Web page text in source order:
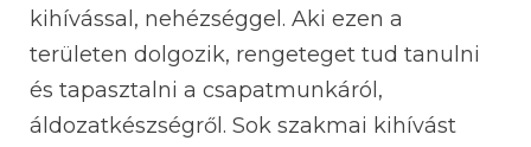
kihívással, nehézséggel. Aki ezen a
területen dolgozik, rengeteget tud tanulni
és tapasztalni a csapatmunkáról,
áldozatkészségről. Sok szakmai kihívást